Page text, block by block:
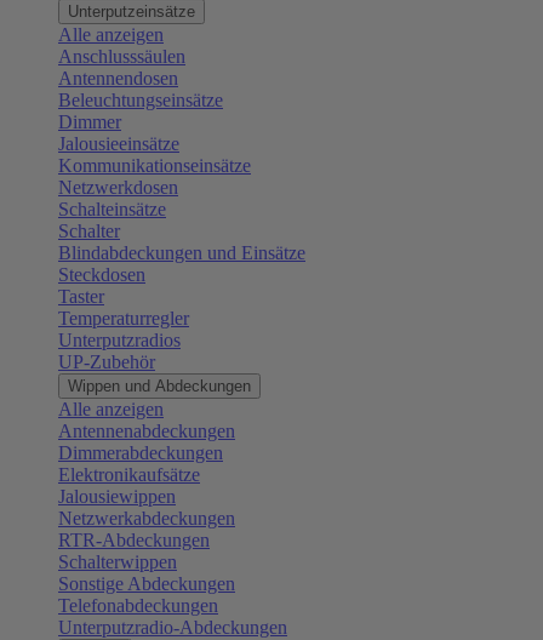
Unterputzeinsätze
Alle anzeigen
Anschlusssäulen
Antennendosen
Beleuchtungseinsätze
Dimmer
Jalousieeinsätze
Kommunikationseinsätze
Netzwerkdosen
Schalteinsätze
Schalter
Blindabdeckungen und Einsätze
Steckdosen
Taster
Temperaturregler
Unterputzradios
UP-Zubehör
Wippen und Abdeckungen
Alle anzeigen
Antennenabdeckungen
Dimmerabdeckungen
Elektronikaufsätze
Jalousiewippen
Netzwerkabdeckungen
RTR-Abdeckungen
Schalterwippen
Sonstige Abdeckungen
Telefonabdeckungen
Unterputzradio-Abdeckungen